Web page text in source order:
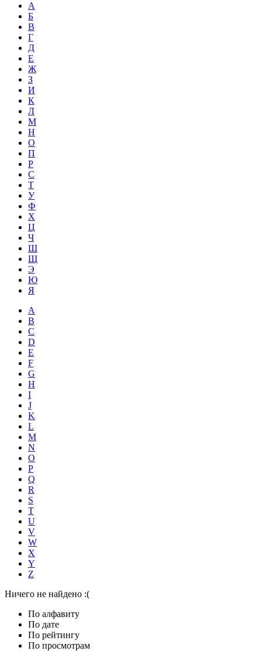
А
Б
В
Г
Д
Е
Ж
З
И
К
Л
М
Н
О
П
Р
С
Т
У
Ф
Х
Ц
Ч
Ш
Щ
Э
Ю
Я
A
B
C
D
E
F
G
H
I
J
K
L
M
N
O
P
Q
R
S
T
U
V
W
X
Y
Z
Ничего не найдено :(
По алфавиту
По дате
По рейтингу
По просмотрам